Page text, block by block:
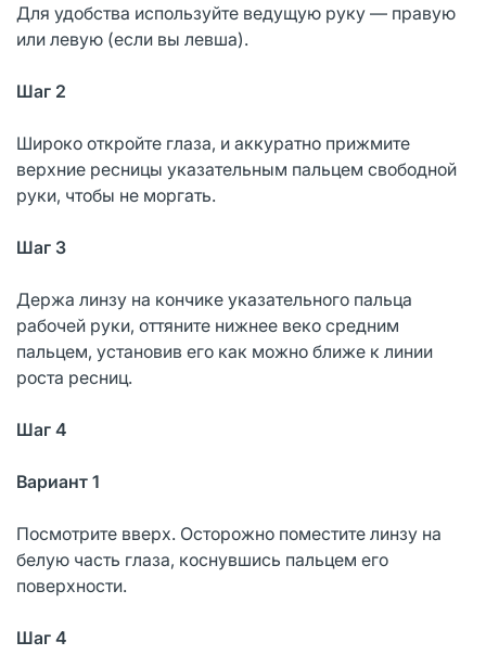
Для удобства используйте ведущую руку — правую
или левую (если вы левша).
Шаг 2
Широко откройте глаза, и аккуратно прижмите
верхние ресницы указательным пальцем свободной
руки, чтобы не моргать.
Шаг 3
Держа линзу на кончике указательного пальца
рабочей руки, оттяните нижнее веко средним
пальцем, установив его как можно ближе к линии
роста ресниц.
Шаг 4
Вариант 1
Посмотрите вверх. Осторожно поместите линзу на
белую часть глаза, коснувшись пальцем его
поверхности.
Шаг 4